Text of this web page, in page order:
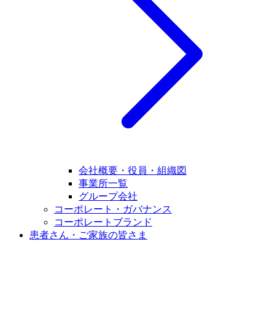
会社概要・役員・組織図
事業所一覧
グループ会社
コーポレート・ガバナンス
コーポレートブランド
患者さん・ご家族の皆さま